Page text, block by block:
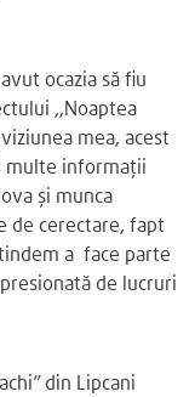
ocazia să fiu
,,Noaptea
mea, acest
multe informații
și munca
de cerectare, fapt
a face parte
de lucruri
din Lipcani